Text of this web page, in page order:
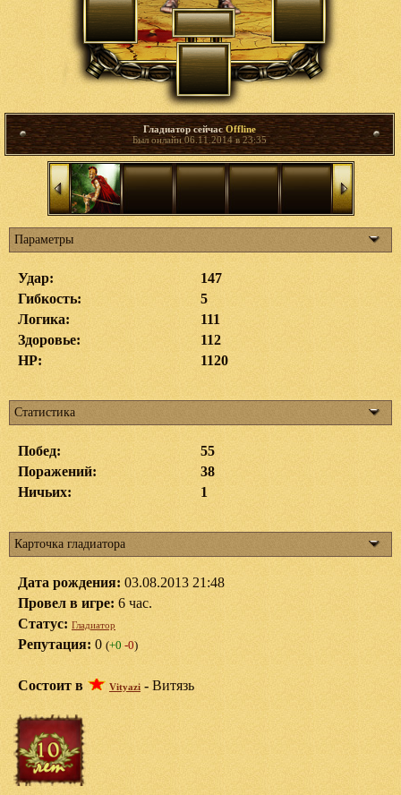
Гладиатор сейчасOffline
Был онлайн 06.11.2014 в 23:35
Параметры
Удар:
147
Гибкость:
5
Логика:
111
Здоровье:
112
HP:
1120
Статистика
Побед:
55
Поражений:
38
Ничьих:
1
Карточка гладиатора
Дата рождения: 03.08.2013 21:48
Провел в игре: 6 час.
Статус: Гладиатор
Репутация: 0 (+0 -0)
Состоит в Vityazi - Витязь